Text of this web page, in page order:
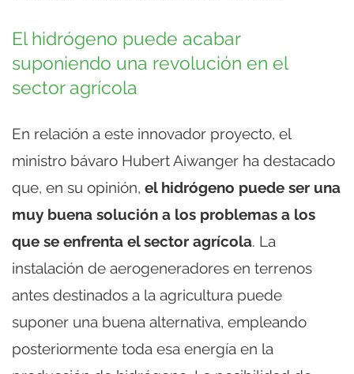
El hidrógeno puede acabar
suponiendo una revolución en el
sector agrícola
En relación a este innovador proyecto, el
ministro bávaro Hubert Aiwanger ha destacado
que, en su opinión, el hidrógeno puede ser una
muy buena solución a los problemas a los
que se enfrenta el sector agrícola. La
instalación de aerogeneradores en terrenos
antes destinados a la agricultura puede
suponer una buena alternativa, empleando
posteriormente toda esa energía en la